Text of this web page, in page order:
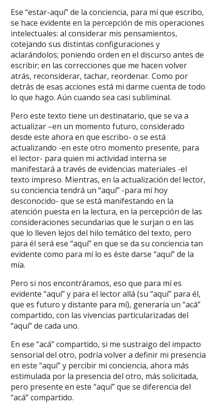
Ese “estar-aquí” de la conciencia, para mí que escribo,
se hace evidente en la percepción de mis operaciones
intelectuales: al considerar mis pensamientos,
cotejando sus distintas configuraciones y
aclarándolos; poniendo orden en el discurso antes de
escribir; en las correcciones que me hacen volver
atrás, reconsiderar, tachar, reordenar. Como por
detrás de esas acciones está mi darme cuenta de todo
lo que hago. Aún cuando sea casi subliminal.
Pero este texto tiene un destinatario, que se va a
actualizar –en un momento futuro, considerado
desde este ahora en que escribo- o se está
actualizando -en este otro momento presente, para
el lector- para quien mi actividad interna se
manifestará a través de evidencias materiales -el
texto impreso. Mientras, en la actualización del lector,
su conciencia tendrá un “aquí” -para mí hoy
desconocido- que se está manifestando en la
atención puesta en la lectura, en la percepción de las
consideraciones secundarias que le surjan o en las
que lo lleven lejos del hilo temático del texto, pero
para él será ese “aquí” en que se da su conciencia tan
evidente como para mí lo es éste darse “aquí” de la
mía.
Pero si nos encontráramos, eso que para mí es
evidente “aquí” y para el lector allá (su “aquí” para él,
que es futuro y distante para mí), generaría un “acá”
compartido, con las vivencias particularizadas del
“aquí” de cada uno.
En ese “acá” compartido, si me sustraigo del impacto
sensorial del otro, podría volver a definir mi presencia
en este “aquí” y percibir mi conciencia, ahora más
estimulada por la presencia del otro, más solicitada,
pero presente en este “aquí” que se diferencia del
“acá” compartido.